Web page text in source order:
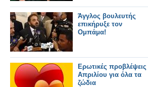
Άγγλος βουλευτής
επικήρυξε τον
Ομπάμα!
Ερωτικές προβλέψεις
Απριλίου για όλα τα
ζώδια